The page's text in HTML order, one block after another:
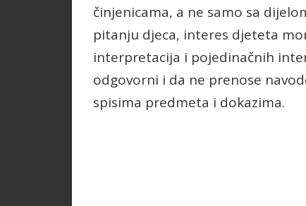
činjenicama, a ne samo sa
pitanju djeca, interes djeteta
interpretacija i pojedinačnih
odgovorni i da ne prenose
spisima predmeta i dokazima.